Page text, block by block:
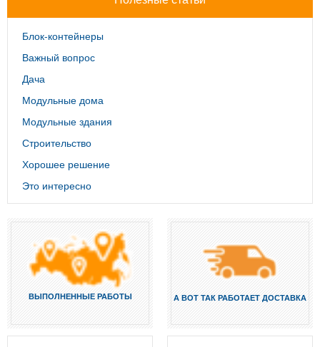
Блок-контейнеры
Важный вопрос
Дача
Модульные дома
Модульные здания
Строительство
Хорошее решение
Это интересно
ВЫПОЛНЕННЫЕ РАБОТЫ А ВОТ ТАК РАБОТАЕТ ДОСТАВКА